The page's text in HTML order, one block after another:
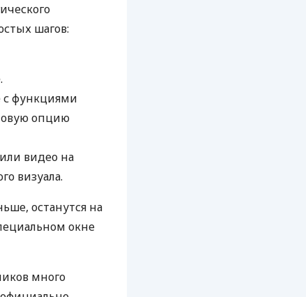
шагов:
с функциями
опцию
видео на
визуала.
останутся на
окне
много